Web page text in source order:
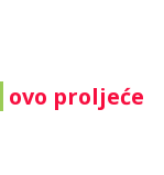
ovo proljeće